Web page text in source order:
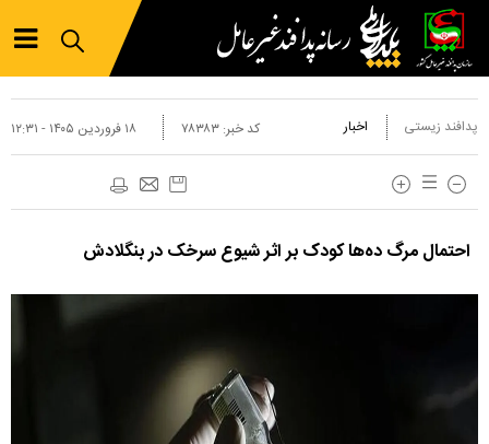
پدافند زیستی اخبار ۱۸ فروردين ۱۴۰۵ - ۱۲:۳۱ کد خبر:۷۸۳۸۳
احتمال مرگ ده‌ها کودک بر اثر شیوع سرخک در بنگلادش